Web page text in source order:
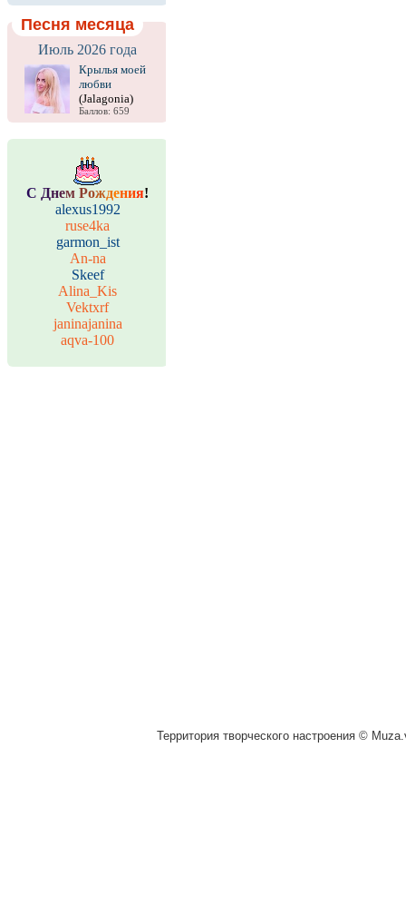
Песня месяца
Июль 2026 года
Крылья моей
любви
(Jalagonia)
Баллов: 659
С Днем Рождения!
alexus1992
ruse4ka
garmon_ist
An-na
Skeef
Alina_Kis
Vektxrf
janinajanina
aqva-100
Территория творческого настроения ©